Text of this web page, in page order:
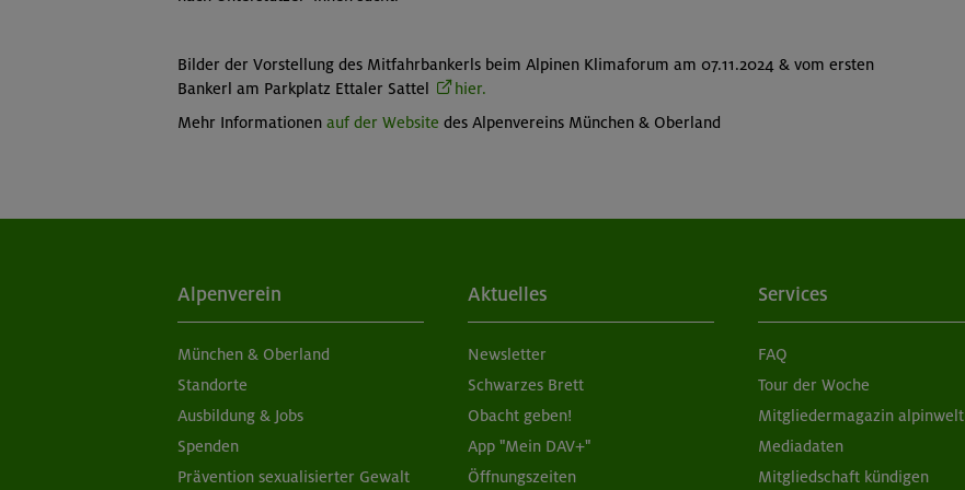
Bilder der Vorstellung des Mitfahrbankerls beim Alpinen Klimaforum am 07.11.2024 & vom ersten
Bankerl am Parkplatz Ettaler Sattel
hier.
Mehr Informationen auf der Website des Alpenvereins München & Oberland
Alpenverein
München & Oberland
Standorte
Ausbildung & Jobs
Spenden
Prävention sexualisierter Gewalt
Aktuelles
Newsletter
Schwarzes Brett
Obacht geben!
App "Mein DAV+"
Öffnungszeiten
Services
FAQ
Tour der Woche
Mitgliedermagazin alpinwelt
Mediadaten
Mitgliedschaft kündigen